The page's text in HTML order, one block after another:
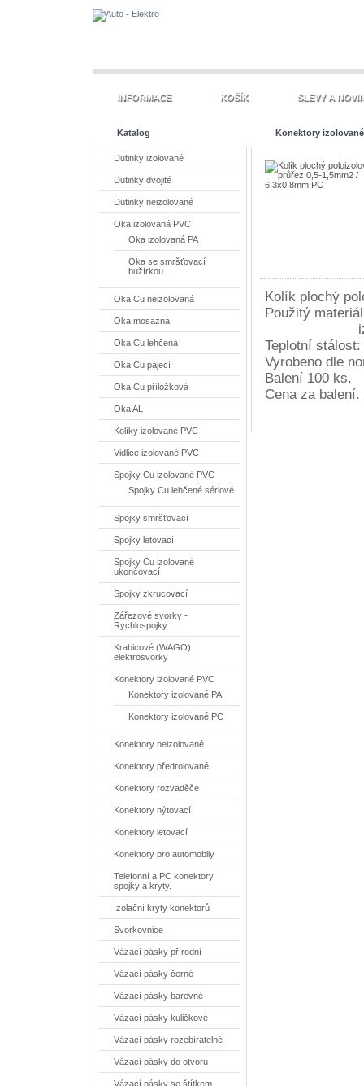
INFORMACE KOŠÍK SLEVY A
Katalog
Dutinky izolované
Dutinky dvojité
Dutinky neizolované
Oka izolovaná PVC
Oka izolovaná PA
Oka se smršťovací
bužírkou
Oka Cu neizolovaná
Oka mosazná
Oka Cu lehčená
Oka Cu pájecí
Oka Cu příložková
Oka AL
Kolíky izolované PVC
Vidlice izolované PVC
Spojky Cu izolované PVC
Spojky Cu lehčené sériové
Spojky smršťovací
Spojky letovací
Spojky Cu izolované
ukončovací
Spojky zkrucovací
Zářezové svorky -
Rychlospojky
Krabicové (WAGO)
elektrosvorky
Konektory izolované PVC
Konektory izolované PA
Konektory izolované PC
Konektory neizolované
Konektory předrolované
Konektory rozvaděče
Konektory nýtovací
Konektory letovací
Konektory pro automobily
Telefonní a PC konektory,
spojky a kryty.
Izolační kryty konektorů
Svorkovnice
Vázací pásky přírodní
Vázací pásky černé
Vázací pásky barevné
Vázací pásky kuličkové
Vázací pásky rozebíratelné
Vázací pásky do otvoru
Vázací pásky se štítkem
Konektory izolované
1,5mm2 / 6,3x0,8mm
Kolík plochý
Použitý
izolace -
Teplotní
Vyrobeno dle
Balení 100 ks.
Cena za balení.